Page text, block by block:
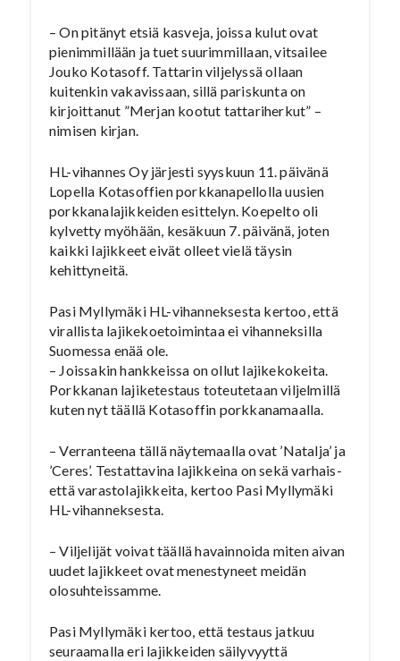
– On pitänyt etsiä kasveja, joissa kulut ovat
pienimmillään ja tuet suurimmillaan, vitsailee
Jouko Kotasoff. Tattarin viljelyssä ollaan
kuitenkin vakavissaan, sillä pariskunta on
kirjoittanut ”Merjan kootut tattariherkut” –
nimisen kirjan.
HL-vihannes Oy järjesti syyskuun 11. päivänä
Lopella Kotasoffien porkkanapellolla uusien
porkkanalajikkeiden esittelyn. Koepelto oli
kylvetty myöhään, kesäkuun 7. päivänä, joten
kaikki lajikkeet eivät olleet vielä täysin
kehittyneitä.
Pasi Myllymäki HL-vihanneksesta kertoo, että
virallista lajikekoetoimintaa ei vihanneksilla
Suomessa enää ole.
– Joissakin hankkeissa on ollut lajikekokeita.
Porkkanan lajiketestaus toteutetaan viljelmillä
kuten nyt täällä Kotasoffin porkkanamaalla.
– Verranteena tällä näytemaalla ovat ’Natalja’ ja
’Ceres’. Testattavina lajikkeina on sekä varhais-
että varastolajikkeita, kertoo Pasi Myllymäki
HL-vihanneksesta.
– Viljelijät voivat täällä havainnoida miten aivan
uudet lajikkeet ovat menestyneet meidän
olosuhteissamme.
Pasi Myllymäki kertoo, että testaus jatkuu
seuraamalla eri lajikkeiden säilyvyyttä